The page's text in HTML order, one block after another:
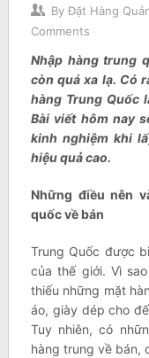
By Đặt Hàng
Comments
Nhập hàng trung
còn quá xa lạ. Có
hàng Trung Quốc
Bài viết hôm nay
kinh nghiệm khi
hiệu quả cao.
Những điều nên
quốc về bán
Trung Quốc được
của thế giới. Vì
thiếu những mặt
áo, giày dép cho
Tuy nhiên, có
hàng trung về bán,